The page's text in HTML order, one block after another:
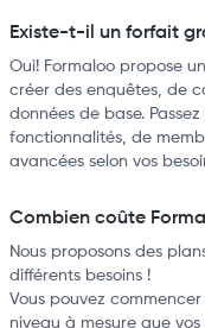
Existe-t-il un forfait
Oui! Formaloo propose
créer des enquêtes, de
données de base.
fonctionnalités, de
avancées selon vos
Combien coûte
Nous proposons des
différents besoins !
Vous pouvez
niveau à mesure que